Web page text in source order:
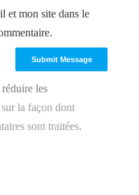
et mon site dans le
les
la façon dont
sont traitées.